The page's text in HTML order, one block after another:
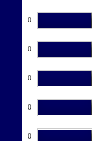
0
0
0
0
0